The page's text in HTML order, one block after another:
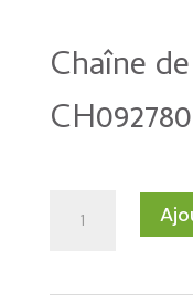
Chaîne
CH092780